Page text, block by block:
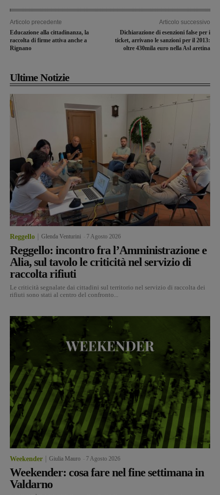
Articolo precedente
Educazione alla cittadinanza, la
raccolta di firme attiva anche a
Rignano
Articolo successivo
Dichiarazione di esenzioni false per i
ticket, arrivano le sanzioni per il 2013:
oltre 430mila euro nella Asl aretina
Ultime Notizie
Reggello Glenda Venturini 7 Agosto 2026
Reggello: incontro fra l’Amministrazione e
Alia, sul tavolo le criticità nel servizio di
raccolta rifiuti
Le criticità segnalate dai cittadini sul territorio nel servizio di raccolta dei
rifiuti sono stati al centro del confronto...
Weekender Giulia Mauro 7 Agosto 2026
Weekender: cosa fare nel fine settimana in
Valdarno